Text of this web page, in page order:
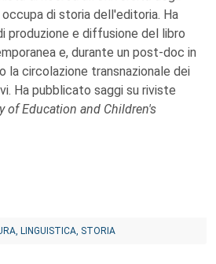
di storia dell'editoria. Ha
produzione e diffusione del libro
e, durante un post-doc in
la circolazione transnazionale dei
Ha pubblicato saggi su riviste
of Education and Children's
LINGUISTICA, STORIA